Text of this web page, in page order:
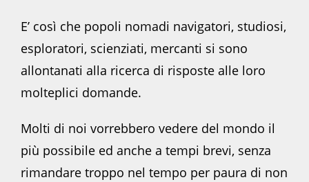
E’ così che popoli nomadi navigatori, studiosi,
esploratori, scienziati, mercanti si sono
allontanati alla ricerca di risposte alle loro
molteplici domande.
Molti di noi vorrebbero vedere del mondo il
più possibile ed anche a tempi brevi, senza
rimandare troppo nel tempo per paura di non